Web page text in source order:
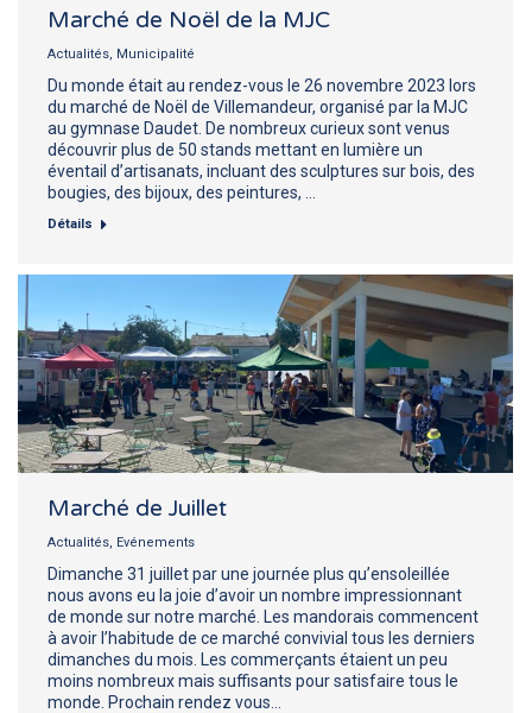
Marché de Noël de la MJC
Actualités, Municipalité
Du monde était au rendez-vous le 26 novembre 2023 lors
du marché de Noël de Villemandeur, organisé par la MJC
au gymnase Daudet. De nombreux curieux sont venus
découvrir plus de 50 stands mettant en lumière un
éventail d’artisanats, incluant des sculptures sur bois, des
bougies, des bijoux, des peintures, …
Détails
Marché de Juillet
Actualités, Evénements
Dimanche 31 juillet par une journée plus qu’ensoleillée
nous avons eu la joie d’avoir un nombre impressionnant
de monde sur notre marché. Les mandorais commencent
à avoir l’habitude de ce marché convivial tous les derniers
dimanches du mois. Les commerçants étaient un peu
moins nombreux mais suffisants pour satisfaire tous le
monde. Prochain rendez vous…